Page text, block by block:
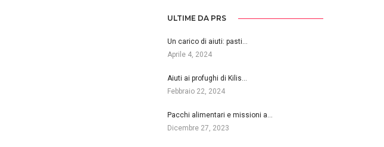
ULTIME DA PRS
Un carico di aiuti: pasti…
Aprile 4, 2024
Aiuti ai profughi di Kilis…
Febbraio 22, 2024
Pacchi alimentari e missioni a…
Dicembre 27, 2023